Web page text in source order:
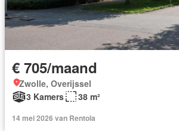
€ 705/maand
Zwolle, Overijssel
3 Kamers
38 m²
14 mei 2026 van Rentola